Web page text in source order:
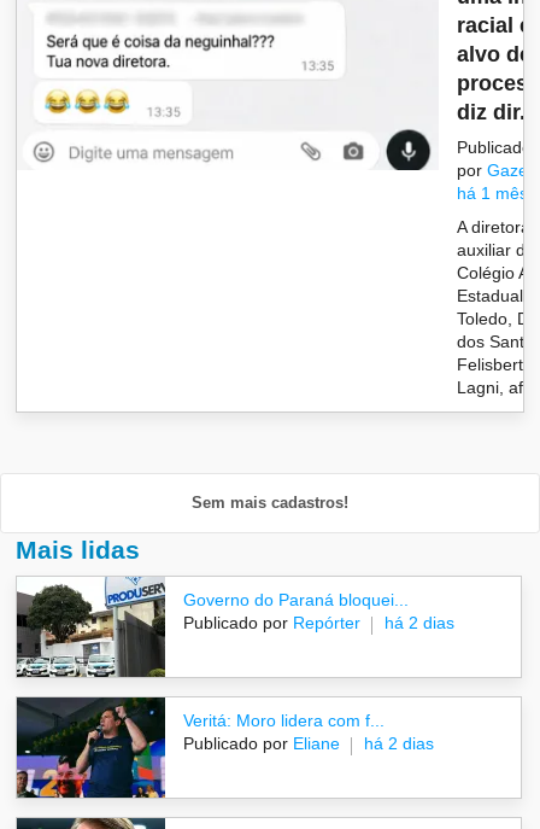
racial e
alvo de
diz dir...
Publicado
por
há 1 mês
A diretora
auxiliar do
Colégio
Estadual
Toledo,
dos
Felisberto
Lagni,
Sem mais cadastros!
Mais lidas
Governo do Paraná bloquei...
Publicado por Repórter há 2 dias
Veritá: Moro lidera com f...
Publicado por Eliane há 2 dias